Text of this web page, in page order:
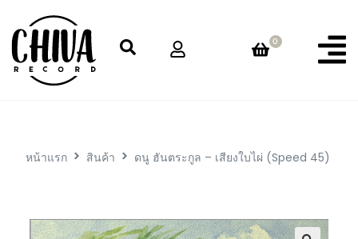
0
หน้าแรก สินค้า ดนู ฮันตระกูล – เสียงใบไผ่ (Speed 45)